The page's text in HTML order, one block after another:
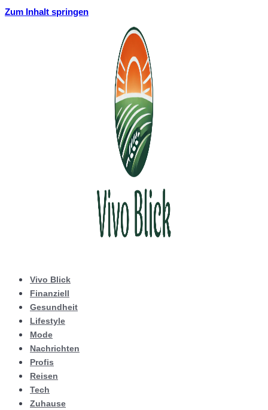
Zum Inhalt springen
Vivo Blick
Finanziell
Gesundheit
Lifestyle
Mode
Nachrichten
Profis
Reisen
Tech
Zuhause